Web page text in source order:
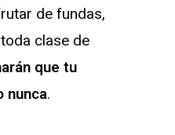
de fundas,
clase de
que tu
nunca.